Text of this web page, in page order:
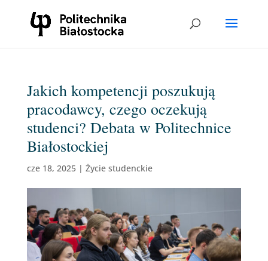
Jakich kompetencji poszukują
pracodawcy, czego oczekują
studenci? Debata w Politechnice
Białostockiej
cze 18, 2025| Życie studenckie